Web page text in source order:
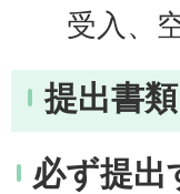
受入、
提出書類
必ず提出